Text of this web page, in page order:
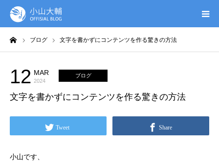
ブログ 文字を書かずにコンテンツを作る驚きの方法
12 MAR
2024
ブログ
文字を書かずにコンテンツを作る驚きの方法
Tweet Share
小山です、
UTAGE(ウタゲ)
お申し込み特典
ウタゲシステムラボ
無料ガイドブック